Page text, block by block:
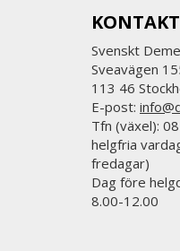
KONTAKT
Svenskt
Sveavägen
113 46
E-post:
Tfn (växel):
helgfria
fredagar)
Dag före
8.00-12.00